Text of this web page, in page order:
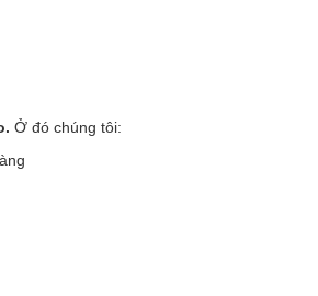
Ở đó chúng tôi: